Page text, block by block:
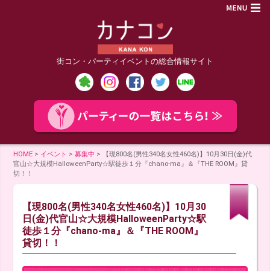
街コン・パーティイベントの総合情報サイト
HOME > イベント >募集中 >
【現800名(男性340名女性460名)】10月30日(金)代
官山☆大規模HalloweenParty☆駅徒歩１分『chano-ma』＆『THE ROOM』貸
切！！
【現800名(男性340名女性460名)】10月30
日(金)代官山☆大規模HalloweenParty☆駅
徒歩１分『chano-ma』＆『THE ROOM』
貸切！！